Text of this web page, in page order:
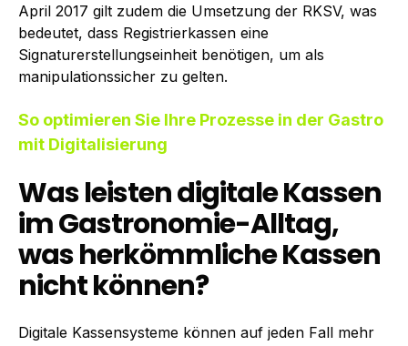
April 2017 gilt zudem die Umsetzung der RKSV, was
bedeutet, dass Registrierkassen eine
Signaturerstellungseinheit benötigen, um als
manipulationssicher zu gelten.
So optimieren Sie Ihre Prozesse in der Gastro
mit Digitalisierung
Was leisten digitale Kassen
im Gastronomie-Alltag,
was herkömmliche Kassen
nicht können?
Digitale Kassensysteme können auf jeden Fall mehr